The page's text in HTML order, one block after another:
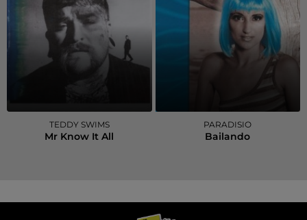
TEDDY SWIMS
Mr Know It All
PARADISIO
Bailando